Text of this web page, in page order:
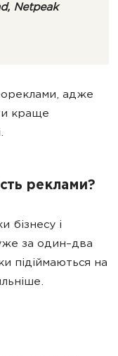
Netpeak
адже
краще
реклами?
бізнесу і
за один–два
підіймаються на